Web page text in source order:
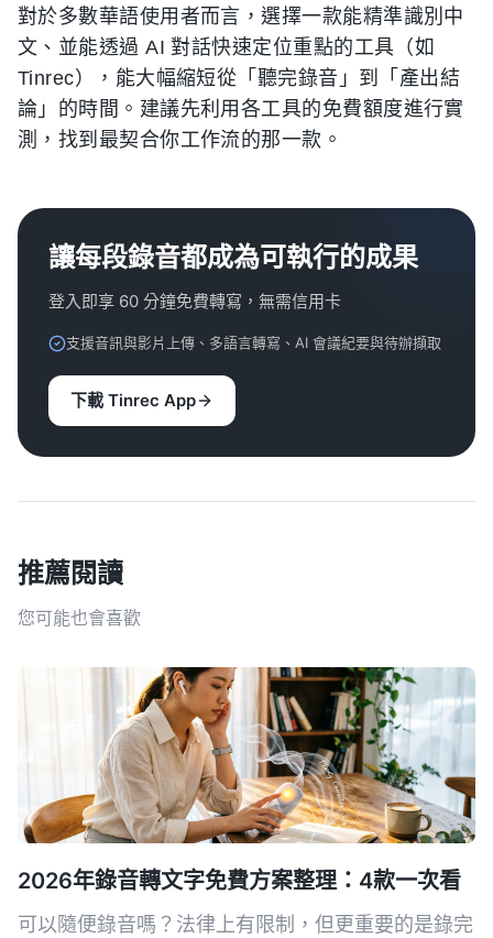
對於多數華語使用者而言，選擇一款能精準識別中
文、並能透過 AI 對話快速定位重點的工具（如
Tinrec），能大幅縮短從「聽完錄音」到「產出結
論」的時間。建議先利用各工具的免費額度進行實
測，找到最契合你工作流的那一款。
讓每段錄音都成為可執行的成果
登入即享 60 分鐘免費轉寫，無需信用卡
支援音訊與影片上傳、多語言轉寫、AI 會議紀要與待辦擷取
下載 Tinrec App
推薦閱讀
您可能也會喜歡
2026年錄音轉文字免費方案整理：4款一次看
可以隨便錄音嗎？法律上有限制，但更重要的是錄完